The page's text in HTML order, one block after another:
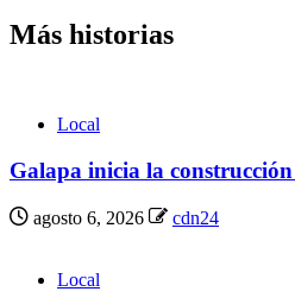
Más historias
Local
Galapa inicia la
agosto 6, 2026 cdn24
Local